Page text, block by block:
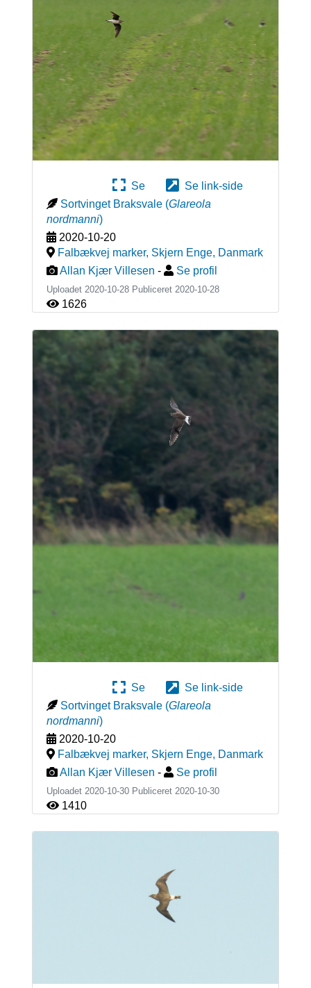
Se
Se link-side
Sortvinget Braksvale (Glareola
nordmanni)
2020-10-20
Falbækvej marker, Skjern Enge, Danmark
Allan Kjær Villesen - Se profil
Uploadet 2020-10-28 Publiceret 2020-10-28
1626
Se
Se link-side
Sortvinget Braksvale (Glareola
nordmanni)
2020-10-20
Falbækvej marker, Skjern Enge, Danmark
Allan Kjær Villesen - Se profil
Uploadet 2020-10-30 Publiceret 2020-10-30
1410